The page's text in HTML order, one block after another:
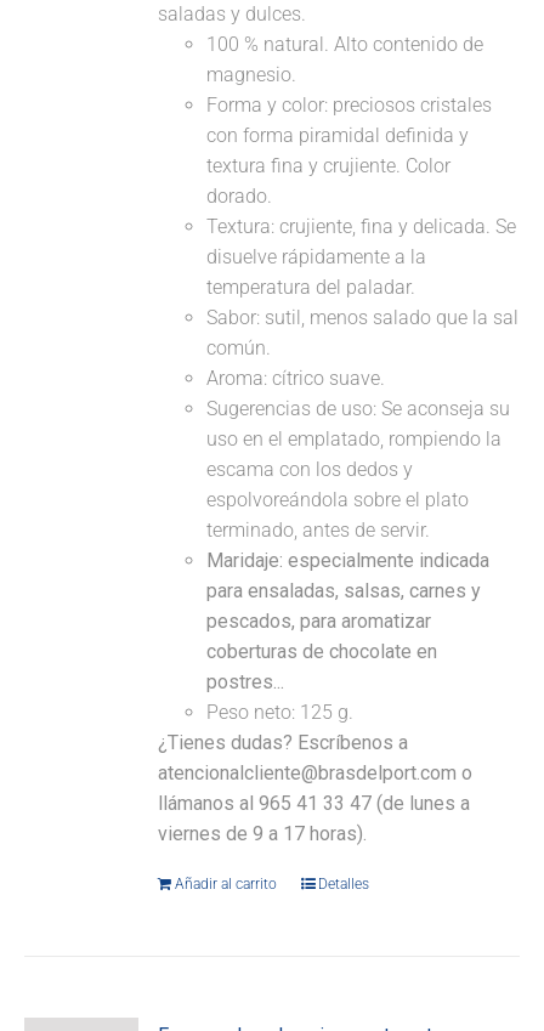
saladas y dulces.
100 % natural. Alto contenido de
magnesio.
Forma y color: preciosos cristales
con forma piramidal definida y
textura fina y crujiente. Color
dorado.
Textura: crujiente, fina y delicada. Se
disuelve rápidamente a la
temperatura del paladar.
Sabor: sutil, menos salado que la sal
común.
Aroma: cítrico suave.
Sugerencias de uso: Se aconseja su
uso en el emplatado, rompiendo la
escama con los dedos y
espolvoreándola sobre el plato
terminado, antes de servir.
Maridaje: especialmente indicada
para ensaladas, salsas, carnes y
pescados, para aromatizar
coberturas de chocolate en
postres...
Peso neto: 125 g.
¿Tienes dudas? Escríbenos a
atencionalcliente@brasdelport.com o
llámanos al 965 41 33 47 (de lunes a
viernes de 9 a 17 horas).
Añadir al carrito Detalles